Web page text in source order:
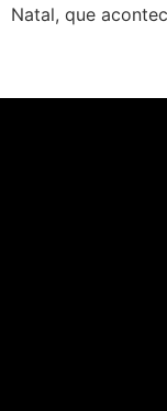
Natal, que